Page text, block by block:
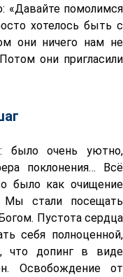
«Давайте помолимся
хотелось быть с
они ничего нам не
они пригласили
было очень уютно,
поклонения… Всё
было как очищение
стали посещать
Пустота сердца
себя полноценной,
что допинг в виде
Освобождение от